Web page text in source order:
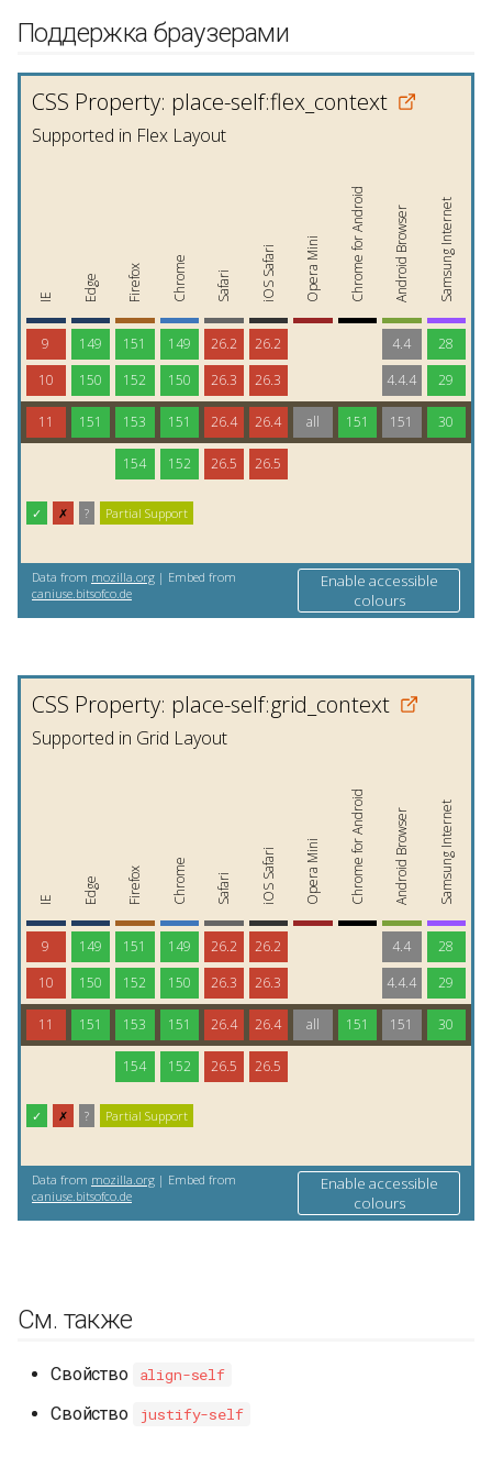
Поддержка браузерами
См. также
Свойство align-self
Свойство justify-self